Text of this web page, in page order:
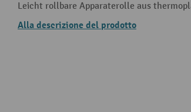
Leicht rollbare Apparaterolle aus
Alla descrizione del prodotto